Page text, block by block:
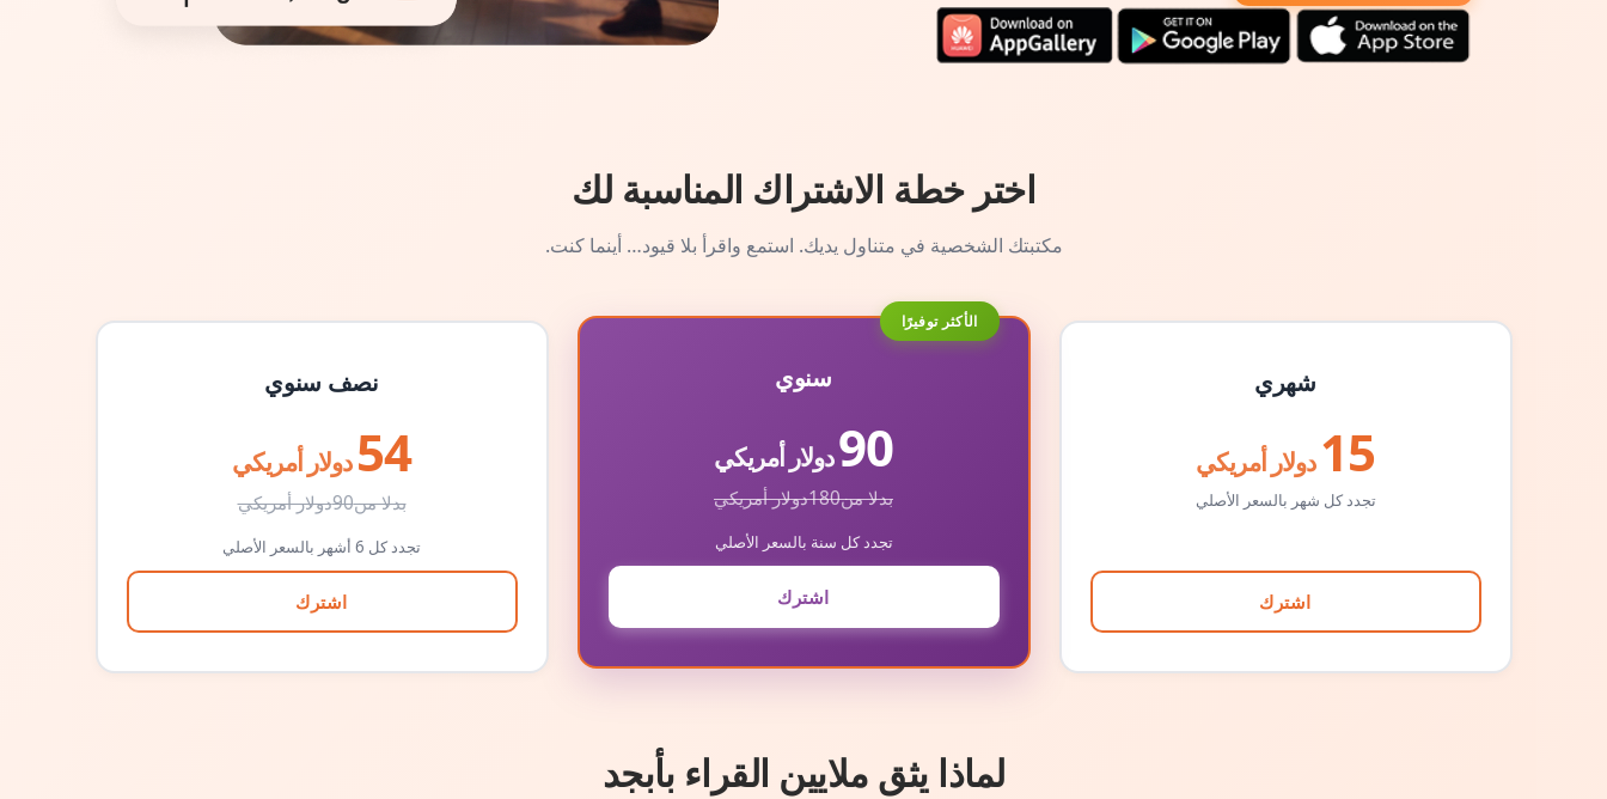
اختر خطة الاشتراك المناسبة لك
مكتبتك الشخصية في متناول يديك. استمع واقرأ بلا قيود… أينما كنت.
شهري
15 دولار أمريكي
تجدد كل شهر بالسعر الأصلي
اشترك
الأكثر توفيرًا
سنوي
90دولار أمريكي
بدلا من180دولار أمريكي
تجدد كل سنة بالسعر الأصلي
اشترك
نصف سنوي
54 دولار أمريكي
بدلا من90دولار أمريكي
تجدد كل 6 أشهر بالسعر الأصلي
اشترك
لماذا يثق ملايين القراء بأبجد